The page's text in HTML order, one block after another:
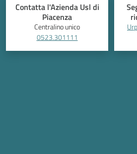
Contatta l'Azienda Usl di
Piacenza
Centralino unico
0523.301111